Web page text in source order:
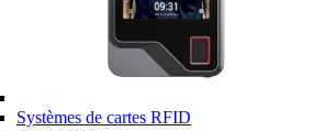
Systèmes de cartes RFID